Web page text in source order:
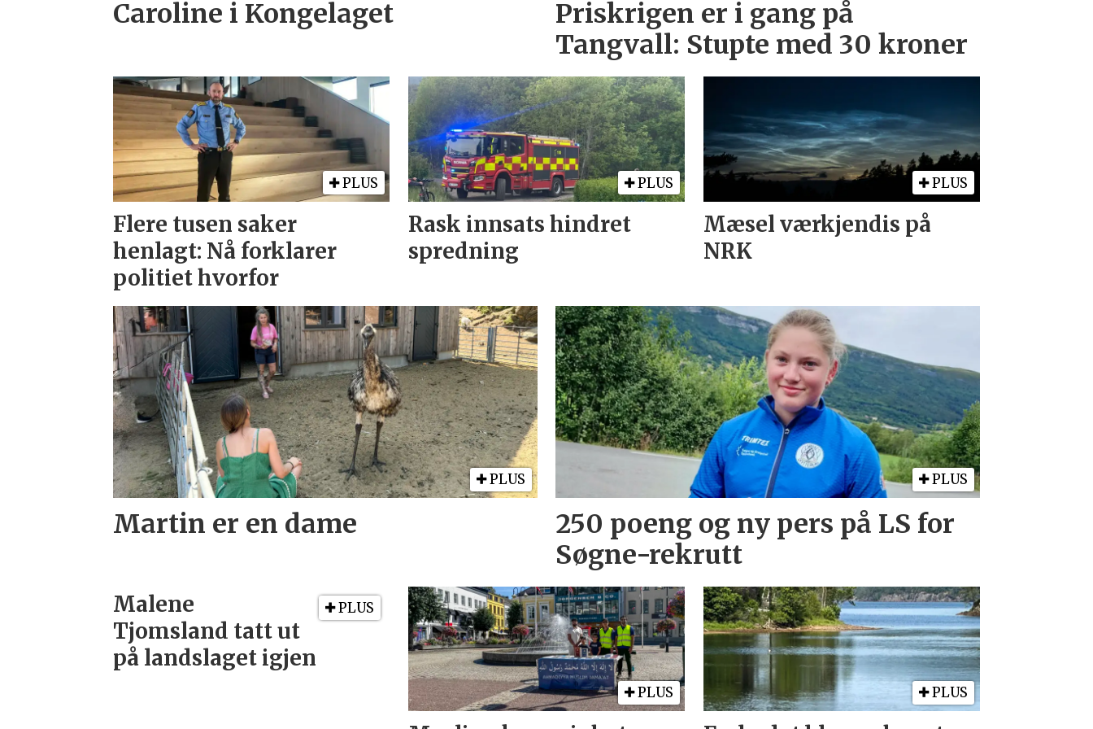
Caroline i Kongelaget
Priskrigen er i gang på
Tangvall: Stupte med 30 kroner
PLUS
Flere tusen saker
henlagt: Nå forklarer
politiet hvorfor
PLUS
Rask innsats hindret
spredning
PLUS
Mæsel værkjendis på
NRK
PLUS
Martin er en dame
PLUS
250 poeng og ny pers på LS for
Søgne-rekrutt
PLUS
Malene
Tjomsland tatt ut
på landslaget igjen
PLUS PLUS